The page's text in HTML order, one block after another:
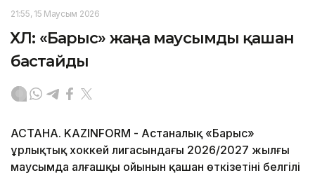
21:55, 15 Маусым 2026
ҚХЛ: «Барыс» жаңа маусымды қашан
бастайды
АСТАНА. KAZINFORM - Астаналық «Барыс»
Құрлықтық хоккей лигасындағы 2026/2027 жылғы
маусымда алғашқы ойынын қашан өткізетіні белгілі